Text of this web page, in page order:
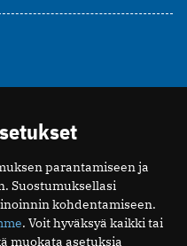
parantamiseen ja
Suostumuksellasi
kohdentamiseen.
. Voit hyväksyä kaikki tai
muokata asetuksia